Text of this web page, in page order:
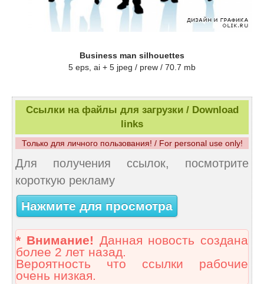
Business man silhouettes
5 eps, ai + 5 jpeg / prew / 70.7 mb
Ссылки на файлы для загрузки / Download
links
Только для личного пользования! / For personal use only!
Для получения ссылок, посмотрите
короткую рекламу
Нажмите для просмотра
* Внимание! Данная новость создана
более 2 лет назад.
Вероятность что ссылки рабочие
очень низкая.